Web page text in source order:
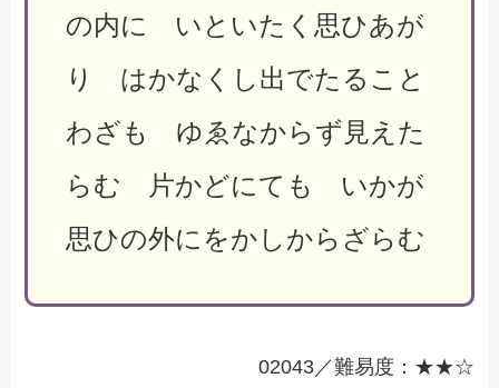
の内に いといたく思ひあが
り はかなくし出でたること
わざも ゆゑなからず見えた
らむ 片かどにても いかが
思ひの外にをかしからざらむ
02043／難易度：★★☆